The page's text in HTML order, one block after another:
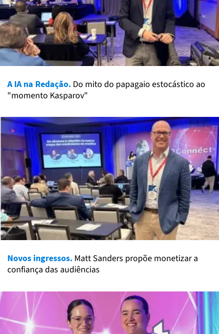
A IA na Redação. Do mito do papagaio estocástico ao
"momento Kasparov"
Novos ingressos. Matt Sanders propõe monetizar a
confiança das audiências